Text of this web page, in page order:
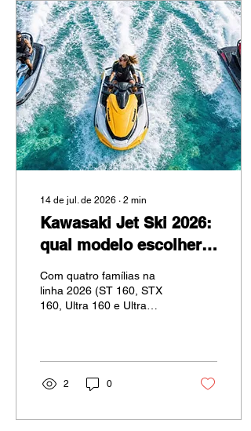
com a inovação,
performance e o “Good
Times” na água. A
Revolução da Série STX
160: Quatro Novas
Personalidades Para 2026,
a Kawasaki expandiu a
família STX 160,
apresentando modelos
com personalidades
distintas para...
14 de jul. de 2026 ∙ 2 min
Kawasaki Jet Ski 2026:
qual modelo escolher
— família, luxo ou
performance pura?
Com quatro famílias na
linha 2026 (ST 160, STX
160, Ultra 160 e Ultra
performance mais extrema
sobre a água. Veja o
comparativo: Entrada de
2 0